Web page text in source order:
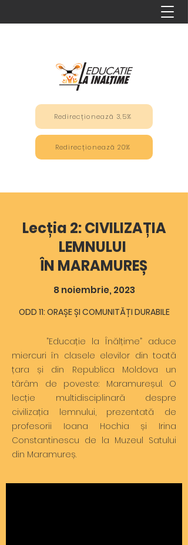
Redirecționează 3,5%
Redirecționează 20%
Lecția 2:CIVILIZAȚIA
LEMNULUI
ÎN MARAMUREȘ
8 noiembrie, 2023
ODD 11: ORAȘE ȘI COMUNITĂȚI DURABILE
”Educație la Înălțime” aduce
miercuri în clasele elevilor din toată
țara și din Republica Moldova un
tărâm de poveste: Maramureșul. O
lecție multidisciplinară despre
civilizația lemnului, prezentată de
profesorii Ioana Hochia și Irina
Constantinescu de la Muzeul Satului
din Maramureș.